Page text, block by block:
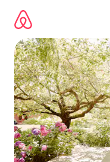
përmbajtja